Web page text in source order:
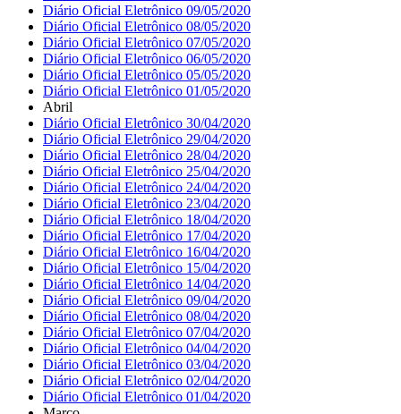
Diário Oficial Eletrônico 09/05/2020
Diário Oficial Eletrônico 08/05/2020
Diário Oficial Eletrônico 07/05/2020
Diário Oficial Eletrônico 06/05/2020
Diário Oficial Eletrônico 05/05/2020
Diário Oficial Eletrônico 01/05/2020
Abril
Diário Oficial Eletrônico 30/04/2020
Diário Oficial Eletrônico 29/04/2020
Diário Oficial Eletrônico 28/04/2020
Diário Oficial Eletrônico 25/04/2020
Diário Oficial Eletrônico 24/04/2020
Diário Oficial Eletrônico 23/04/2020
Diário Oficial Eletrônico 18/04/2020
Diário Oficial Eletrônico 17/04/2020
Diário Oficial Eletrônico 16/04/2020
Diário Oficial Eletrônico 15/04/2020
Diário Oficial Eletrônico 14/04/2020
Diário Oficial Eletrônico 09/04/2020
Diário Oficial Eletrônico 08/04/2020
Diário Oficial Eletrônico 07/04/2020
Diário Oficial Eletrônico 04/04/2020
Diário Oficial Eletrônico 03/04/2020
Diário Oficial Eletrônico 02/04/2020
Diário Oficial Eletrônico 01/04/2020